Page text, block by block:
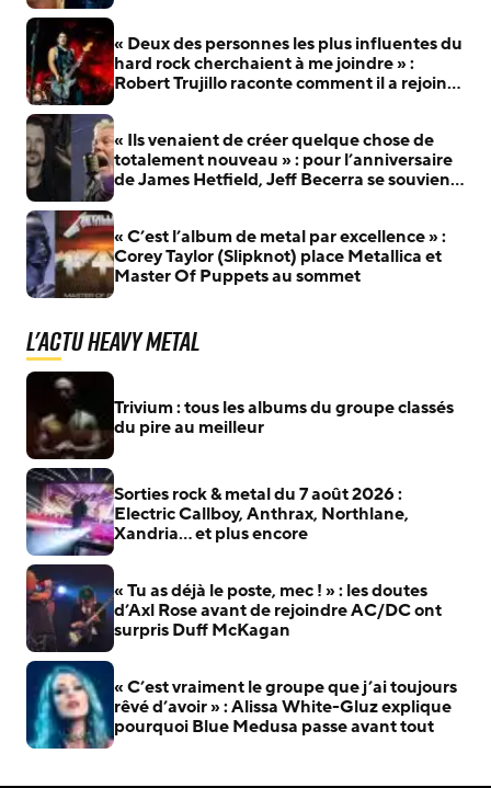
« Deux des personnes les plus influentes du
hard rock cherchaient à me joindre » :
Robert Trujillo raconte comment il a rejoint
« Ils venaient de créer quelque chose de
totalement nouveau » : pour l’anniversaire
de James Hetfield, Jeff Becerra se souvient
« C’est l’album de metal par excellence » :
Corey Taylor (Slipknot) place Metallica et
Master Of Puppets au sommet
L'actu Heavy Metal
Trivium : tous les albums du groupe classés
du pire au meilleur
Sorties rock & metal du 7 août 2026 :
Electric Callboy, Anthrax, Northlane,
Xandria… et plus encore
« Tu as déjà le poste, mec ! » : les doutes
d’Axl Rose avant de rejoindre AC/DC ont
surpris Duff McKagan
« C’est vraiment le groupe que j’ai toujours
rêvé d’avoir » : Alissa White-Gluz explique
pourquoi Blue Medusa passe avant tout